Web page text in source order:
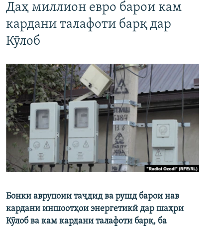
Даҳ миллион евро барои кам
кардани талафоти барқ дар
Кӯлоб
Бонки аврупоии таҷдид ва рушд барои нав
кардани иншоотҳои энергетикӣ дар шаҳри
Кӯлоб ва кам кардани талафоти барқ, ба